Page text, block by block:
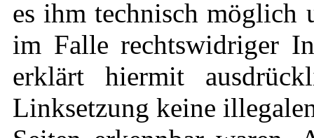
es ihm technisch möglich
im Falle rechtswidriger
erklärt hiermit
Linksetzung keine